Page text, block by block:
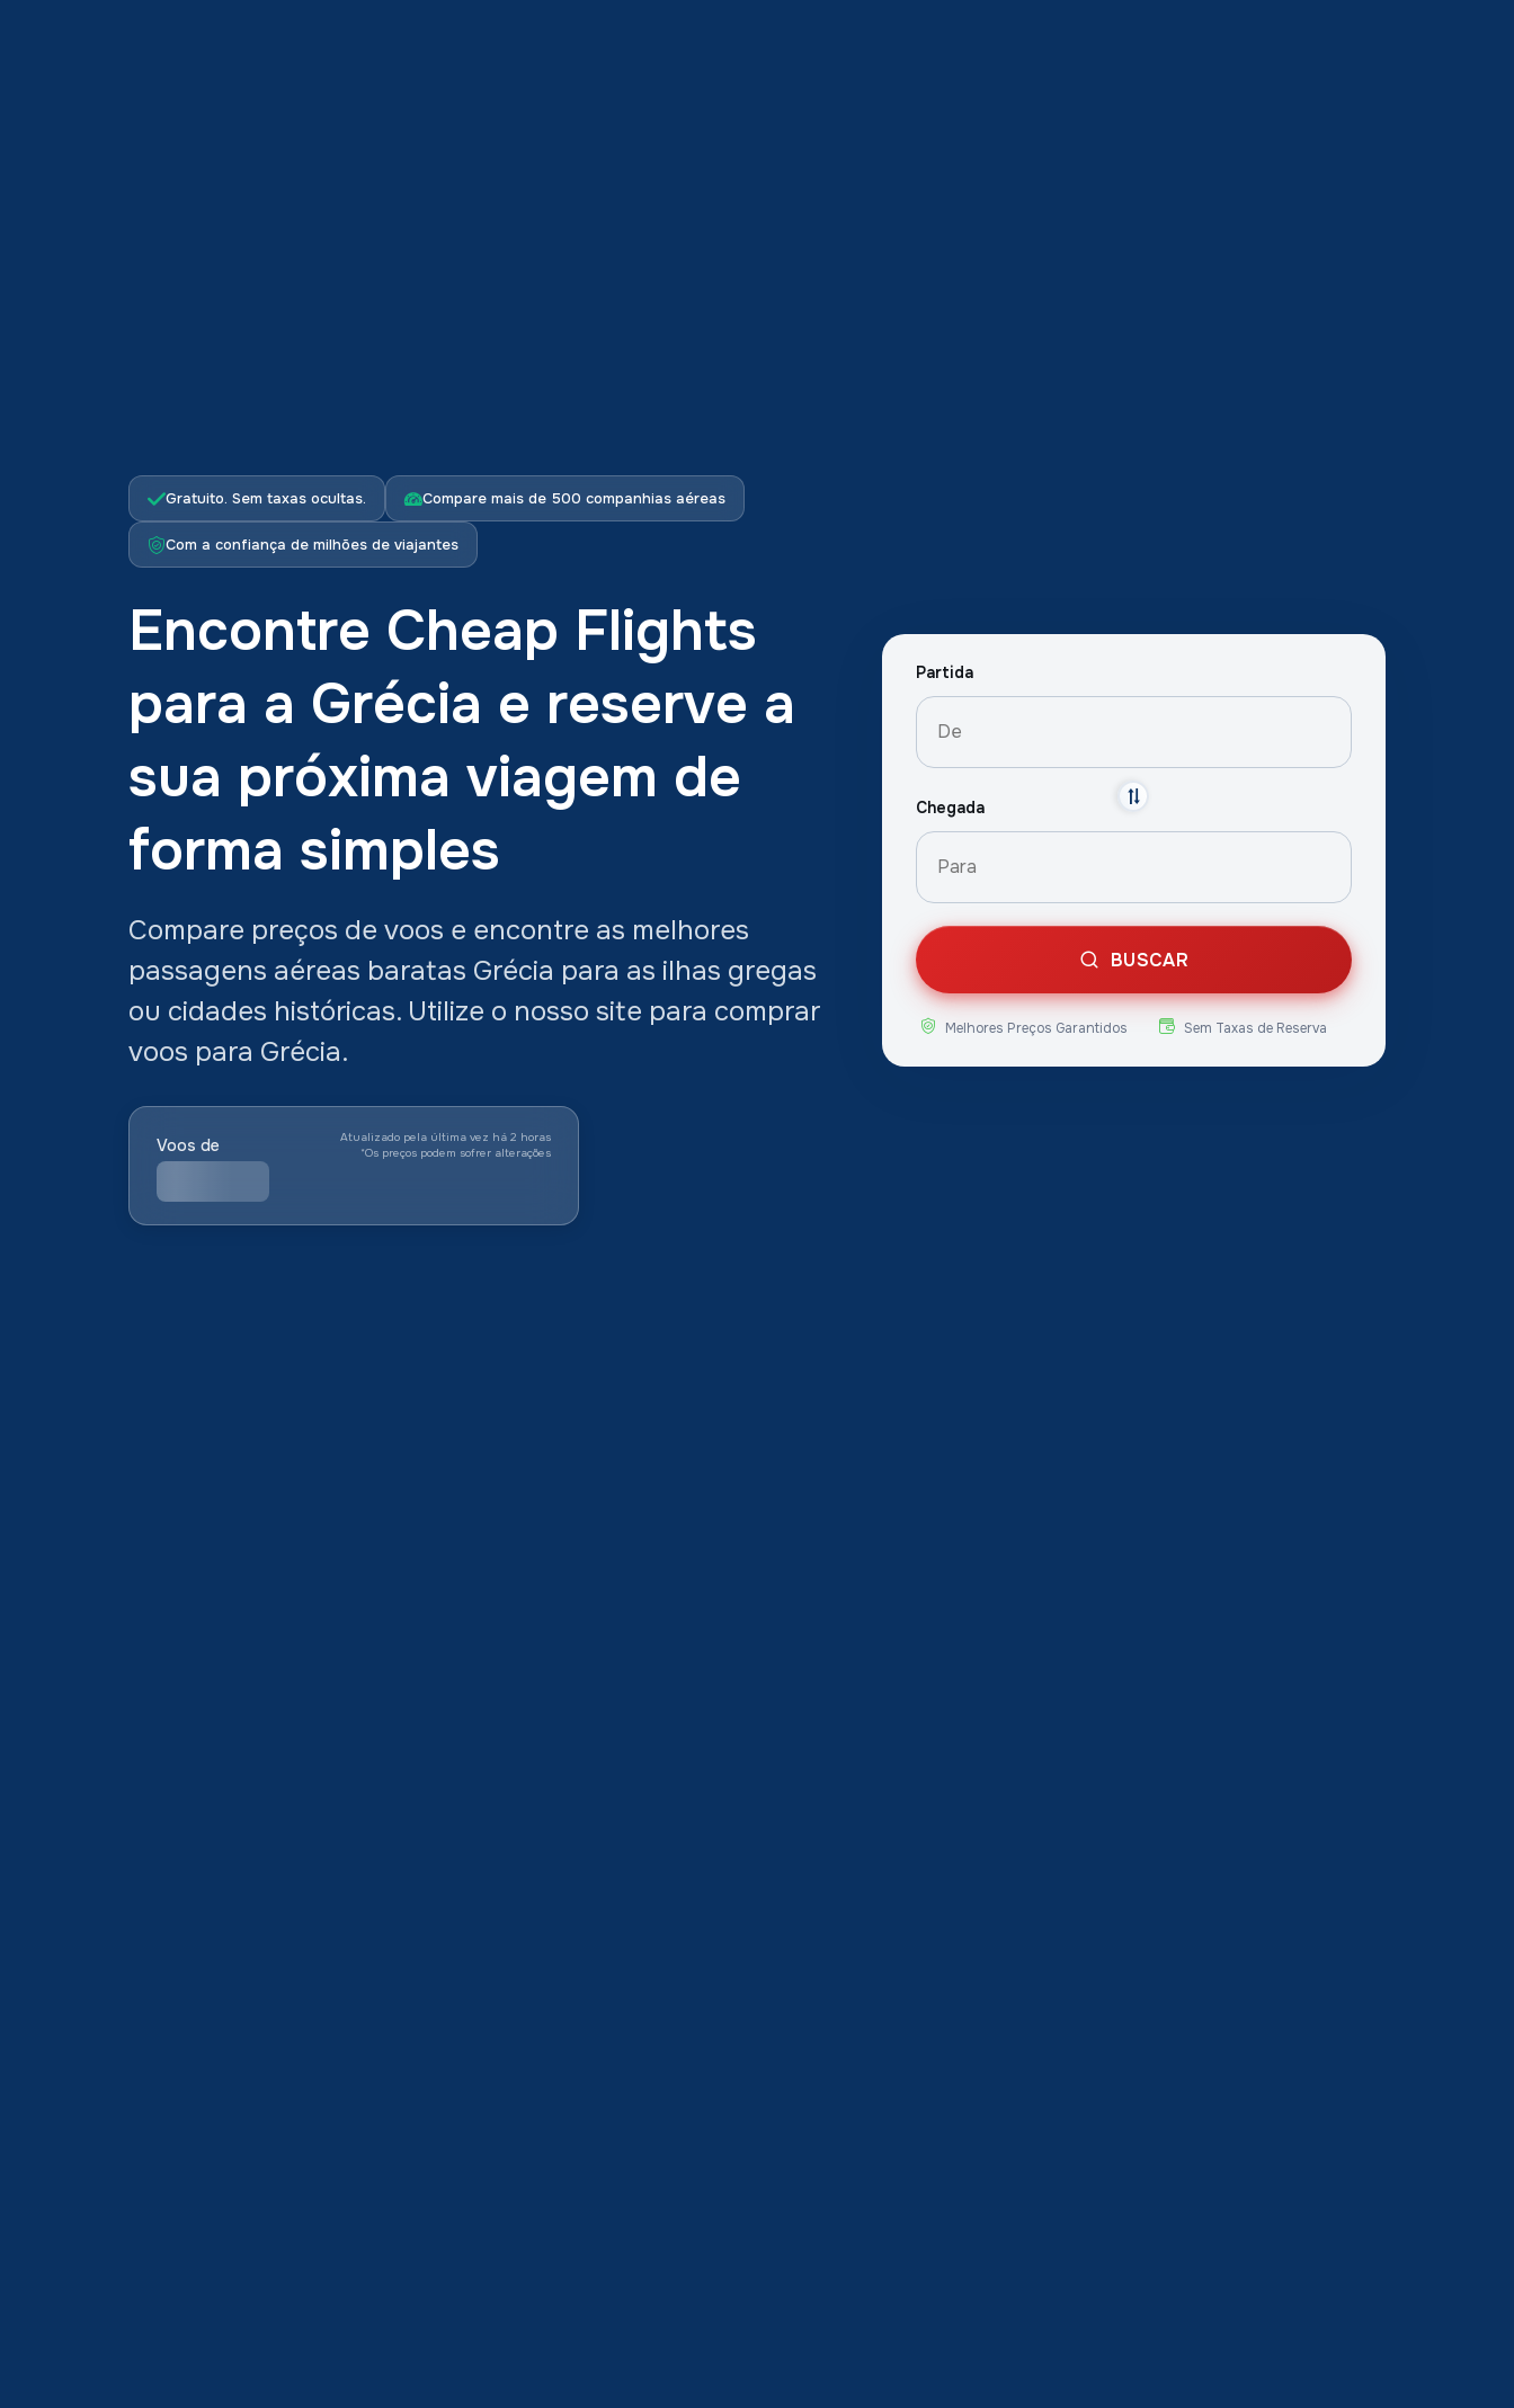
Gratuito. Sem taxas ocultas. Compare mais de 500 companhias aéreas
Com a confiança de milhões de viajantes
Encontre Cheap Flights
para a Grécia e reserve a
sua próxima viagem de
forma simples
Compare preços de voos e encontre as melhores
passagens aéreas baratas Grécia para as ilhas gregas
ou cidades históricas. Utilize o nosso site para comprar
voos para Grécia.
Voos de
Atualizado pela última vez há 2 horas
*Os preços podem sofrer alterações
Partida
Chegada
BUSCAR
Melhores Preços Garantidos Sem Taxas de Reserva